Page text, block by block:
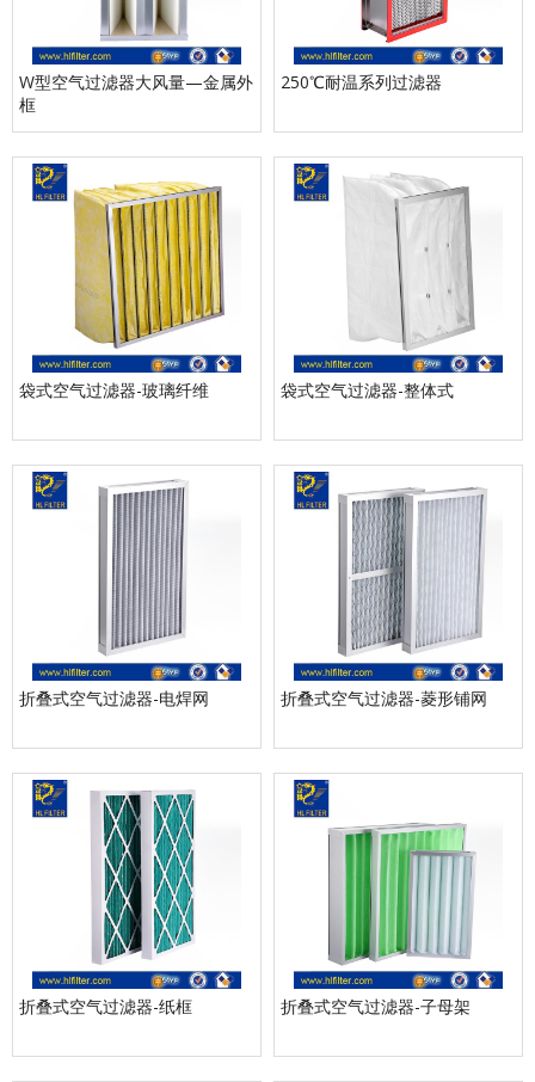
W型空气过滤器大风量—金属外
框
250℃耐温系列过滤器
袋式空气过滤器-玻璃纤维 袋式空气过滤器-整体式
折叠式空气过滤器-电焊网 折叠式空气过滤器-菱形铺网
折叠式空气过滤器-纸框 折叠式空气过滤器-子母架